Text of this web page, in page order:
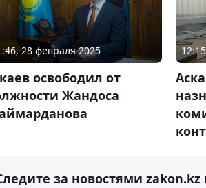
28 февраля 2025
освободил от
Жандоса
за новостями zakon.kz